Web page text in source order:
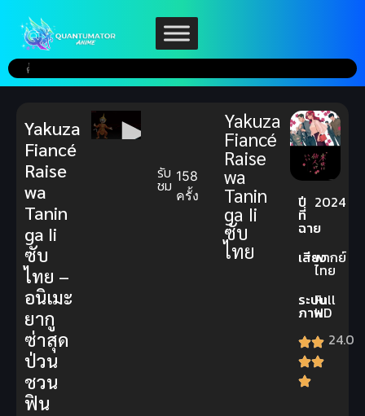
รับ
ชม 158
ครั้ง
Yakuza
Fiancé
Raise
wa
Tanin
ga Ii
ซับ
ไทย
ปี
ที่
ฉาย
2024
เสียงพากย์
ไทย
ระบบ
ภาพ
Full
HD
24.0
Yakuza
Fiancé
Raise
wa
Tanin
ga Ii
ซับ
ไทย –
อนิเมะ
ยากู
ซ่าสุด
ป่วน
ชวน
ฟิน